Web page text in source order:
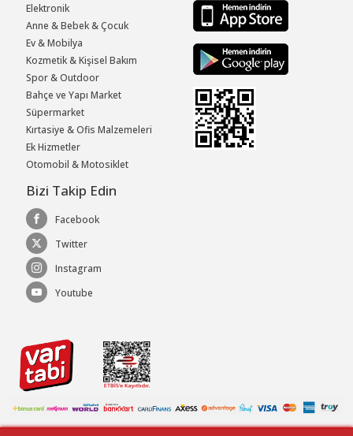
Elektronik
Anne & Bebek & Çocuk
Ev & Mobilya
Kozmetik & Kişisel Bakım
Spor & Outdoor
Bahçe ve Yapı Market
Süpermarket
Kırtasiye & Ofis Malzemeleri
Ek Hizmetler
Otomobil & Motosiklet
Bizi Takip Edin
Facebook
Twitter
Instagram
Youtube